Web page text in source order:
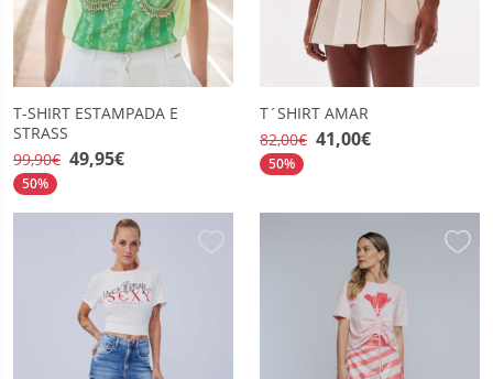
T-SHIRT ESTAMPADA E
STRASS
99,90€ 49,95€
50%
T´SHIRT AMAR
82,00€ 41,00€
50%